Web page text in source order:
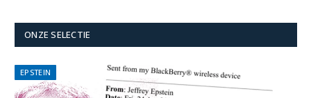
ONZE SELECTIE
EPSTEIN